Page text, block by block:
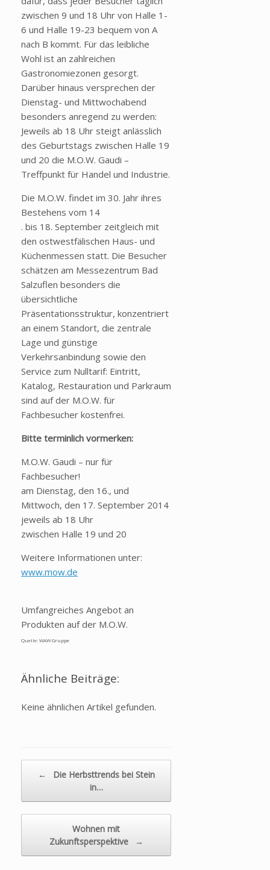
zwischen 9 und 18 Uhr von Halle 1-
6 und Halle 19-23 bequem von A
nach B kommt. Für das leibliche
Wohl ist an zahlreichen
Gastronomiezonen gesorgt.
Darüber hinaus versprechen der
Dienstag- und Mittwochabend
besonders anregend zu werden:
Jeweils ab 18 Uhr steigt anlässlich
des Geburtstags zwischen Halle 19
und 20 die M.O.W. Gaudi –
Treffpunkt für Handel und Industrie.
Die M.O.W. findet im 30. Jahr ihres
Bestehens vom 14
. bis 18. September zeitgleich mit
den ostwestfälischen Haus- und
Küchenmessen statt. Die Besucher
schätzen am Messezentrum Bad
Salzuflen besonders die
übersichtliche
Präsentationsstruktur, konzentriert
an einem Standort, die zentrale
Lage und günstige
Verkehrsanbindung sowie den
Service zum Nulltarif: Eintritt,
Katalog, Restauration und Parkraum
sind auf der M.O.W. für
Fachbesucher kostenfrei.
Bitte terminlich vormerken:
M.O.W. Gaudi – nur für
Fachbesucher!
am Dienstag, den 16., und
Mittwoch, den 17. September 2014
jeweils ab 18 Uhr
zwischen Halle 19 und 20
Weitere Informationen unter:
www.mow.de
Umfangreiches Angebot an
Produkten auf der M.O.W.
Quelle: WAW Gruppe
Ähnliche Beiträge:
Keine ähnlichen Artikel gefunden.
←
Die Herbsttrends bei Stein
in…
Wohnen mit
Zukunftsperspektive
→